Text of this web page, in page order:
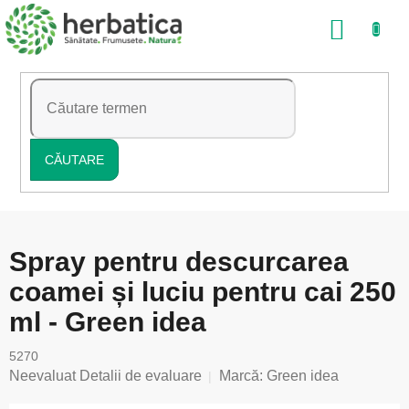
Treci
la
conținut
CĂUTARE
COŞ
Spray pentru descurcarea
coamei și luciu pentru cai 250
ml - Green idea
5270
Evaluarea
Neevaluat Detalii de evaluare Marcă: Green idea